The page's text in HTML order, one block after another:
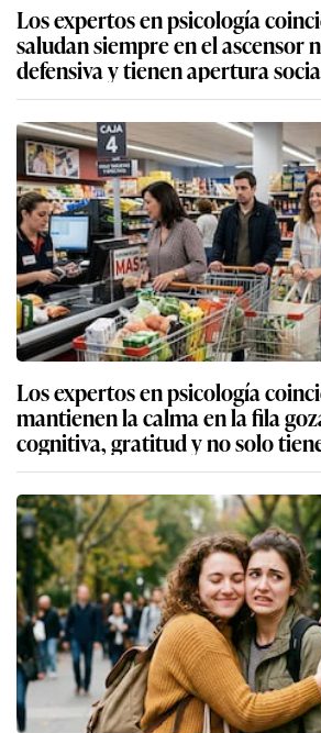
Los expertos en psicología
saludan siempre en el ascensor
defensiva y tienen apertura
Los expertos en psicología
mantienen la calma en la fila
cognitiva, gratitud y no solo